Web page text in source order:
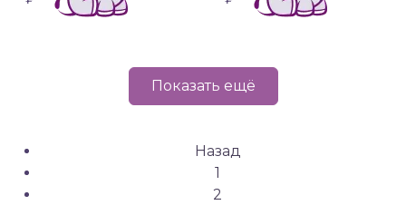
Показать ещё
Назад
1
2